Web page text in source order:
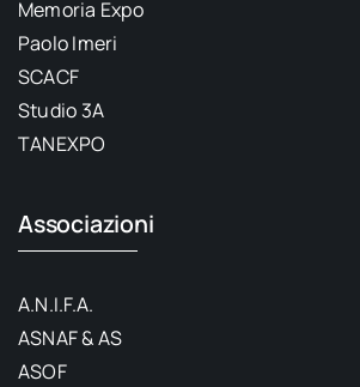
Memoria Expo
Paolo Imeri
SCACF
Studio 3A
TANEXPO
Associazioni
A.N.I.F.A.
ASNAF & AS
ASOF